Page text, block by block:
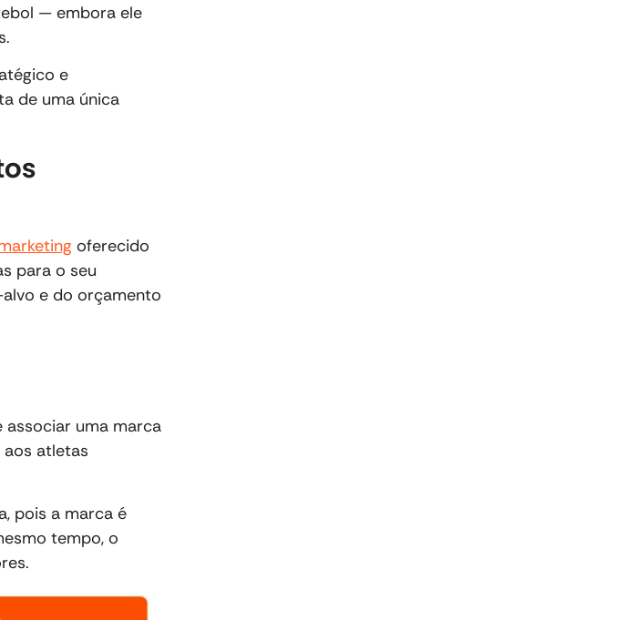
— embora ele
e
de uma única
oferecido
para o seu
e do orçamento
uma marca
atletas
pois a marca é
tempo, o